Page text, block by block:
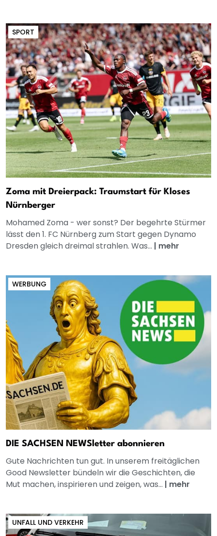
SPORT
Zoma mit Dreierpack: Traumstart für Kloses
Nürnberger
Mohamed Zoma - wer sonst? Der begehrte Stürmer
lässt den 1. FC Nürnberg zum Start gegen Dynamo
Dresden gleich dreimal strahlen. Was... | mehr
WERBUNG
DIE SACHSEN NEWSletter abonnieren
Gute Nachrichten tun gut. In unserem freitäglichen
Good Newsletter bündeln wir die Geschichten, die
Mut machen, inspirieren und zeigen, was... | mehr
UNFALL UND VERKEHR